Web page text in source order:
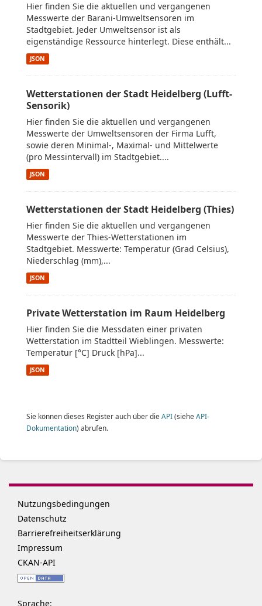
Hier finden Sie die aktuellen und vergangenen
Messwerte der Barani-Umweltsensoren im
Stadtgebiet. Jeder Umweltsensor ist als
eigenständige Ressource hinterlegt. Diese enthält...
JSON
Wetterstationen der Stadt Heidelberg (Lufft-
Sensorik)
Hier finden Sie die aktuellen und vergangenen
Messwerte der Umweltsensoren der Firma Lufft,
sowie deren Minimal-, Maximal- und Mittelwerte
(pro Messintervall) im Stadtgebiet....
JSON
Wetterstationen der Stadt Heidelberg (Thies)
Hier finden Sie die aktuellen und vergangenen
Messwerte der Thies-Wetterstationen im
Stadtgebiet. Messwerte: Temperatur (Grad Celsius),
Niederschlag (mm),...
JSON
Private Wetterstation im Raum Heidelberg
Hier finden Sie die Messdaten einer privaten
Wetterstation im Stadtteil Wieblingen. Messwerte:
Temperatur [°C] Druck [hPa]...
JSON
Sie können dieses Register auch über die API(siehe API-
Dokumentation) abrufen.
Nutzungsbedingungen
Datenschutz
Barrierefreiheitserklärung
Impressum
CKAN-API
Sprache